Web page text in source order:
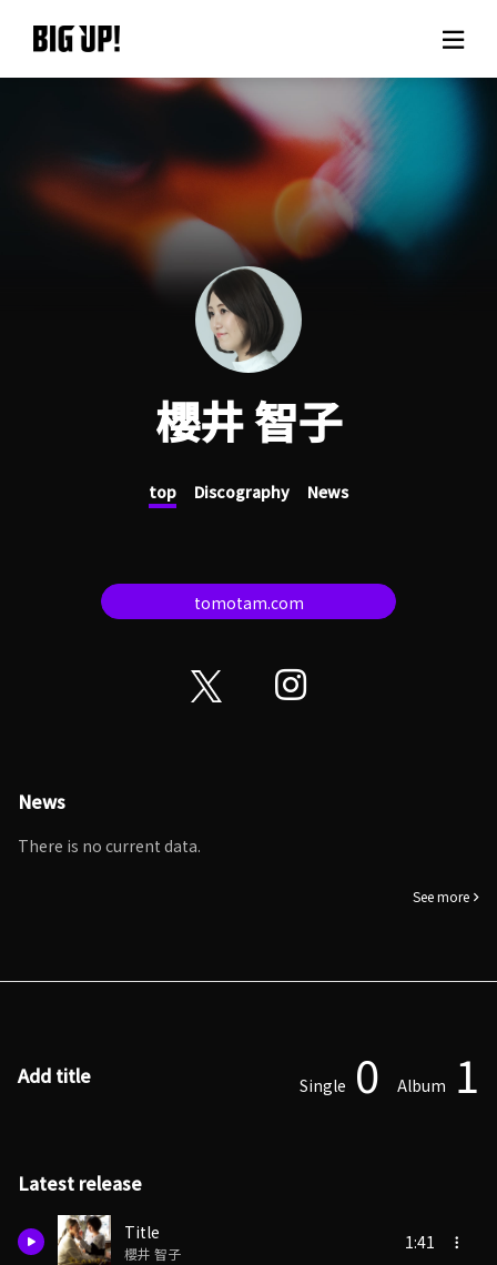
About BIG UP!
News
Rate plan
support
Usage flow
Questions
櫻井 智子
top Discography News
tomotam.com
News
There is no current data.
See more
Add title Single 0 Album 1
Latest release
Title
櫻井 智子
1:41